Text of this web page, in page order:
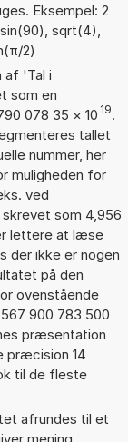
Eksempel: 2
sqrt(4),
2)
af 'Tal i
som en
078 35 × 10 19.
tallet
nummer, her
muligheden for
ved
som 4,956
lettere at læse
der ikke er nogen
på den
ovenstående
900 783 500
præsentation
præcision 14
til de fleste
afrundes til et
mening.